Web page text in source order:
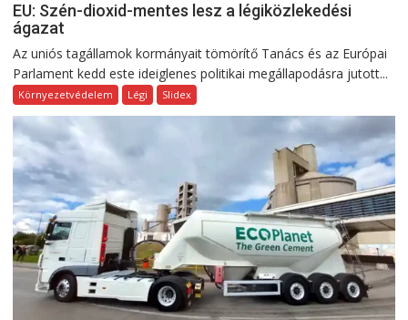
EU: Szén-dioxid-mentes lesz a légiközlekedési
ágazat
Az uniós tagállamok kormányait tömörítő Tanács és az Európai
Parlament kedd este ideiglenes politikai megállapodásra jutott...
Környezetvédelem Légi Slidex